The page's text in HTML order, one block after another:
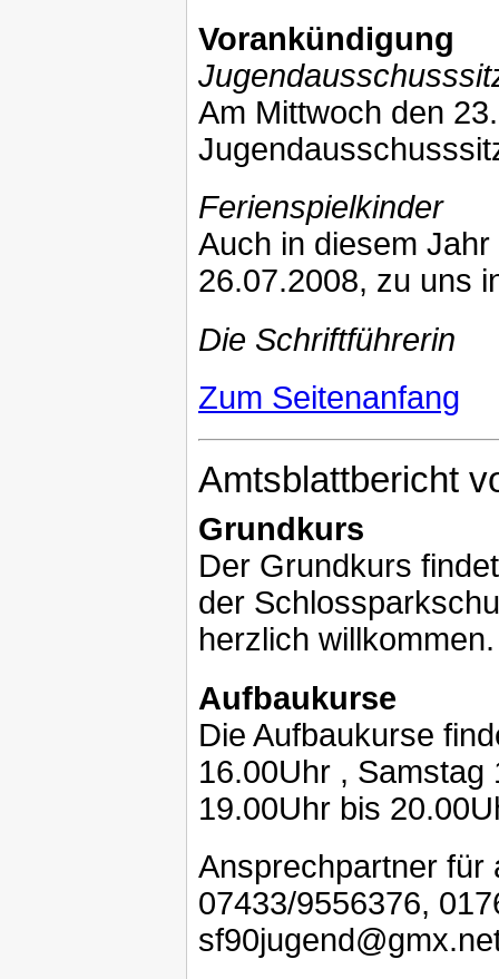
Vorankündigung
Am Mittwoch den
Ferienspielkinder
Auch in diesem
26.07.2008, zu uns
Die Schriftführerin
Zum Seitenanfang
Amtsblattbericht
Grundkurs
Der Grundkurs
der
herzlich willkommen.
Aufbaukurse
Die Aufbaukurse
16.00Uhr , Samstag
19.00Uhr bis
Ansprechpartner für
07433/9556376,